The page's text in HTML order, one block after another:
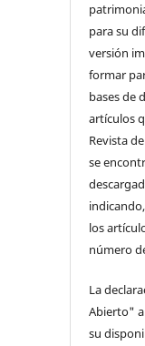
para su
versión
formar
bases de
artículos
Revista
se
los
número
La
Abierto"
su